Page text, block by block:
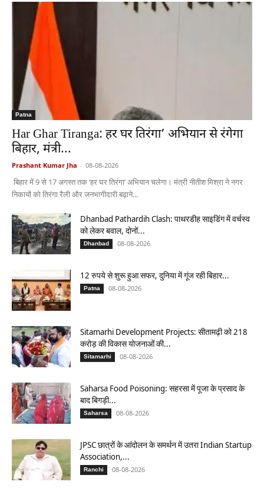
Patna
Har Ghar Tiranga: हर घर तिरंगा’ अभियान से रंगेगा
बिहार, मंत्री...
Prashant Kumar Jha - 08-08-2026
बिहार में 9 से 17 अगस्त तक ‘हर घर तिरंगा’ अभियान चलेगा। मंत्री नीतीश मिश्रा ने नगर
निकायों को तिरंगा रैली और जनभागीदारी बढ़ाने...
Dhanbad Pathardih Clash: पाथरडीह साइडिंग में वर्चस्व
को लेकर बवाल, दोनों...
Dhanbad 08-08-2026
12 रुपये से शुरू हुआ सफर, दुनिया में गूंज रही बिहार...
Patna 08-08-2026
Sitamarhi Development Projects: सीतामढ़ी को 218
करोड़ की विकास योजनाओं की...
Sitamarhi 08-08-2026
Saharsa Food Poisoning: सहरसा में पूजा के प्रसाद के
बाद बिगड़ी...
Saharsa 08-08-2026
JPSC छात्रों के आंदोलन के समर्थन में उतरा Indian Startup
Association,...
Ranchi 08-08-2026